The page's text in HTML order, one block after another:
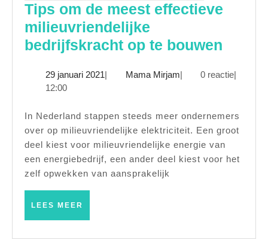
Tips om de meest effectieve
milieuvriendelijke
bedrijfskracht op te bouwen
de
29 januari 202129
| Mama MirjamMama
| 0 reactie|
12:00
In Nederland stappen steeds meer ondernemers
over op milieuvriendelijke elektriciteit. Een groot
deel kiest voor milieuvriendelijke energie van
een energiebedrijf, een ander deel kiest voor het
zelf opwekken van aansprakelijk
LEES MEER